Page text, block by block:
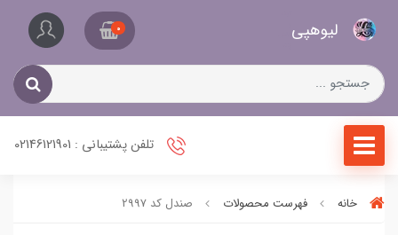
لیو‌هپی 0
تلفن پشتیبانی : 02146121901
خانه فهرست محصولات صندل کد 2997